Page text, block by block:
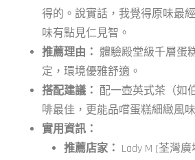
得的。說實話，我覺得原味最
味有點見仁見智。
推薦理由： 體驗殿堂級千層蛋
定，環境優雅舒適。
搭配建議： 配一壺英式茶（如
啡最佳，更能品嚐蛋糕細緻風味
實用資訊：
推薦店家： Lady M (荃灣